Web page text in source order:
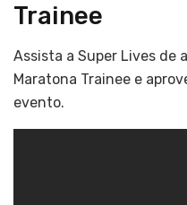
Trainee
Assista a Super Lives de
Maratona Trainee e
evento.